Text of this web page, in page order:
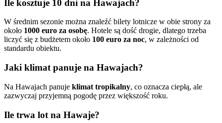
Ile kosztuje 10 dni na Hawajach?
W średnim sezonie można znaleźć bilety lotnicze w obie strony za
około 1000 euro za osobę. Hotele są dość drogie, dlatego trzeba
liczyć się z budżetem około 100 euro za noc, w zależności od
standardu obiektu.
Jaki klimat panuje na Hawajach?
Na Hawajach panuje klimat tropikalny, co oznacza ciepłą, ale
zazwyczaj przyjemną pogodę przez większość roku.
Ile trwa lot na Hawaje?